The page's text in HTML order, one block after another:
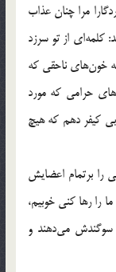
مرا چنان عذاب
کلمه‌ای از تو سرزد
خون‌های ناحقی که
حرامی که مورد
کیفر دهم که هیچ
را برتمام اعضایش
را رها کنی خوبیم،
سوگندش می‌دهند و